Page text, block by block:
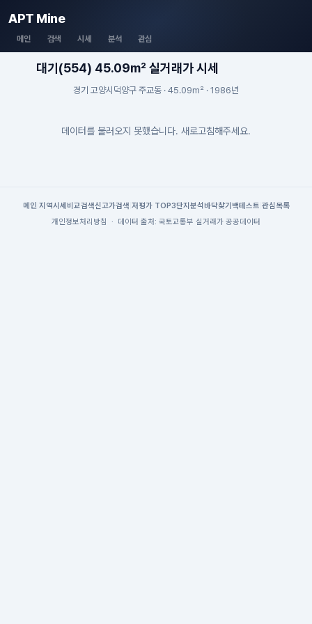
APT Mine
메인 검색 시세 분석 관심
대기(554) 45.09m² 실거래가 시세
경기 고양시덕양구 주교동 · 45.09m² · 1986년
데이터를 불러오지 못했습니다. 새로고침해주세요.
메인| 지역시세 비교검색신고가검색 저평가 TOP3단지분석 바닥찾기 백테스트 관심목록
개인정보처리방침
· 데이터 출처: 국토교통부 실거래가 공공데이터